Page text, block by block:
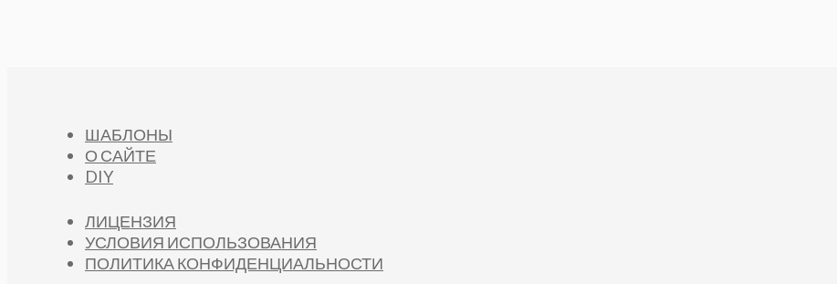
ШАБЛОНЫ
О САЙТЕ
DIY
ЛИЦЕНЗИЯ
УСЛОВИЯ ИСПОЛЬЗОВАНИЯ
ПОЛИТИКА КОНФИДЕНЦИАЛЬНОСТИ